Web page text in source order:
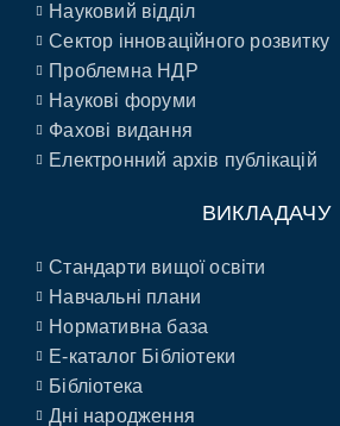
Науковий відділ
Сектор інноваційного розвитку
Проблемна НДР
Наукові форуми
Фахові видання
Електронний архів публікацій
ВИКЛАДАЧУ
Стандарти вищої освіти
Навчальні плани
Нормативна база
E-каталог Бібліотеки
Бібліотека
Дні народження